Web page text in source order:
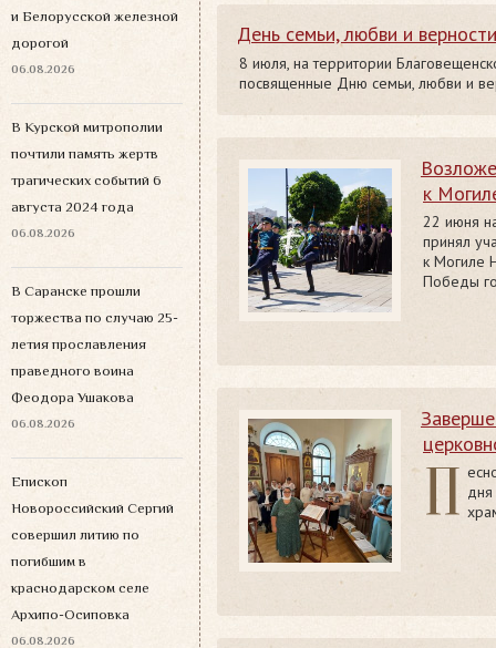
и Белорусской железной
дорогой
06.08.2026
В Курской митрополии
почтили память жертв
трагических событий 6
августа 2024 года
06.08.2026
В Саранске прошли
торжества по случаю 25-
летия прославления
праведного воина
Феодора Ушакова
06.08.2026
Епископ
Новороссийский Сергий
совершил литию по
погибшим в
краснодарском селе
Архипо-Осиповка
06.08.2026
День семьи, любви и верности
8 июля, на территории
посвященные Дню семьи, любви и
к
22 июня
принял
к Могиле
Победы
П